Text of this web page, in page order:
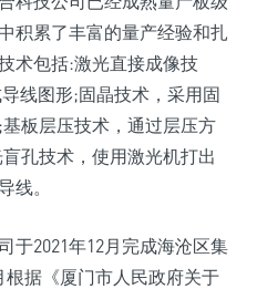
积累了丰富的量产经验和扎
术包括:激光直接成像技
线图形;固晶技术，采用固
板层压技术，通过层压方
孔技术，使用激光机打出
线。
于2021年12月完成海沧区集
根据《厦门市人民政府关于